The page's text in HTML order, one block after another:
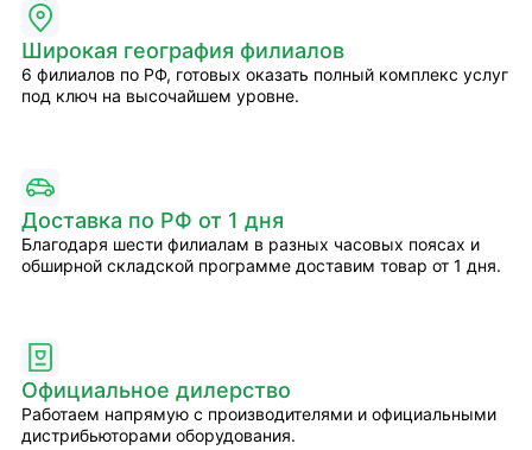
Широкая география филиалов
6 филиалов по РФ, готовых оказать полный комплекс услуг
под ключ на высочайшем уровне.
Доставка по РФ от 1 дня
Благодаря шести филиалам в разных часовых поясах и
обширной складской программе доставим товар от 1 дня.
Официальное дилерство
Работаем напрямую с производителями и официальными
дистрибьюторами оборудования.